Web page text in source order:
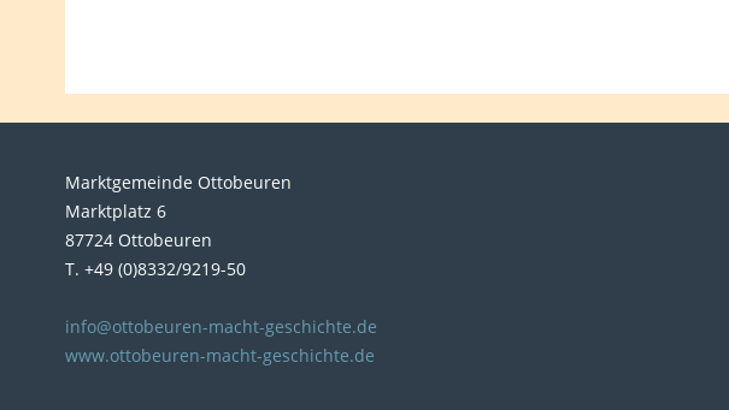
Marktgemeinde Ottobeuren
Marktplatz 6
87724 Ottobeuren
T. +49 (0)8332/9219-50
info@ottobeuren-macht-geschichte.de
www.ottobeuren-macht-geschichte.de